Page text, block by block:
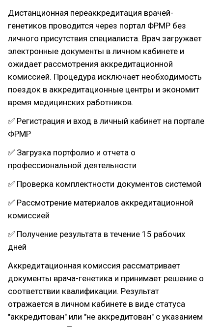
Дистанционная переаккредитация врачей-
генетиков проводится через портал ФРМР без
личного присутствия специалиста. Врач загружает
электронные документы в личном кабинете и
ожидает рассмотрения аккредитационной
комиссией. Процедура исключает необходимость
поездок в аккредитационные центры и экономит
время медицинских работников.
✅ Регистрация и вход в личный кабинет на портале
ФРМР
✅ Загрузка портфолио и отчета о
профессиональной деятельности
✅ Проверка комплектности документов системой
✅ Рассмотрение материалов аккредитационной
комиссией
✅ Получение результата в течение 15 рабочих
дней
Аккредитационная комиссия рассматривает
документы врача-генетика и принимает решение о
соответствии квалификации. Результат
отражается в личном кабинете в виде статуса
"аккредитован" или "не аккредитован" с указанием